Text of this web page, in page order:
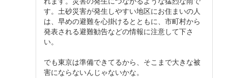
す。土砂災害が発生しやすい地区にお住まいの人
は、早めの避難を心掛けるとともに、市町村から
発表される避難勧告などの情報に注意して下さ
い。
でも東京は準備できてるから、そこまで大きな被
害にならないんじゃないかな。